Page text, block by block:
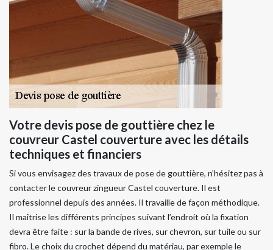
Votre devis pose de gouttière chez le
couvreur Castel couverture avec les détails
techniques et financiers
Si vous envisagez des travaux de pose de gouttière, n’hésitez pas à
contacter le couvreur zingueur Castel couverture. Il est
professionnel depuis des années. Il travaille de façon méthodique.
Il maîtrise les différents principes suivant l’endroit où la fixation
devra être faite : sur la bande de rives, sur chevron, sur tuile ou sur
fibro. Le choix du crochet dépend du matériau, par exemple le